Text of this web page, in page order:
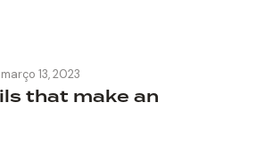
março 13, 2023
that make an